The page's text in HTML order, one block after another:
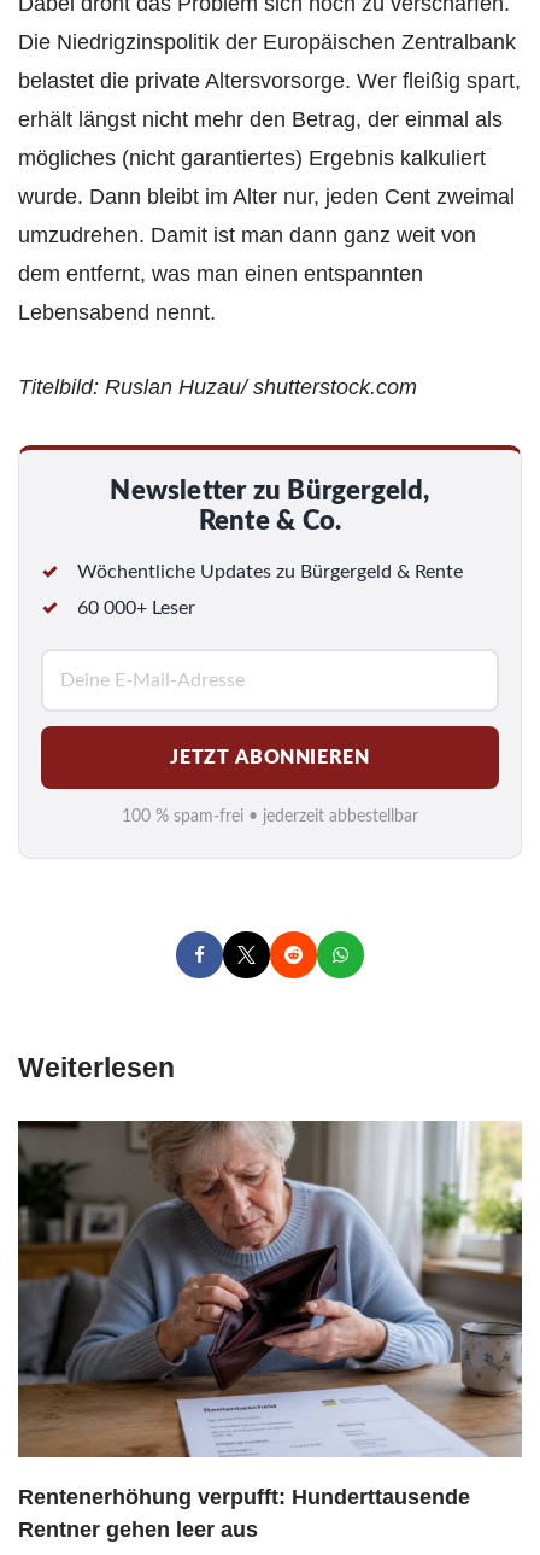
Die Niedrigzinspolitik der Europäischen Zentralbank
belastet die private Altersvorsorge. Wer fleißig spart,
erhält längst nicht mehr den Betrag, der einmal als
mögliches (nicht garantiertes) Ergebnis kalkuliert
wurde. Dann bleibt im Alter nur, jeden Cent zweimal
umzudrehen. Damit ist man dann ganz weit von
dem entfernt, was man einen entspannten
Lebensabend nennt.
Titelbild: Ruslan Huzau/ shutterstock.com
Newsletter zu Bürgergeld,
Rente & Co.
Wöchentliche Updates zu Bürgergeld & Rente
60 000+ Leser
M
a
i
l
*
JETZT ABONNIEREN
100 % spam-frei • jederzeit abbestellbar
Weiterlesen
Rentenerhöhung verpufft: Hunderttausende
Rentner gehen leer aus